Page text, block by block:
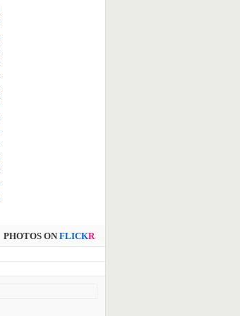
PHOTOS ON FLICKR